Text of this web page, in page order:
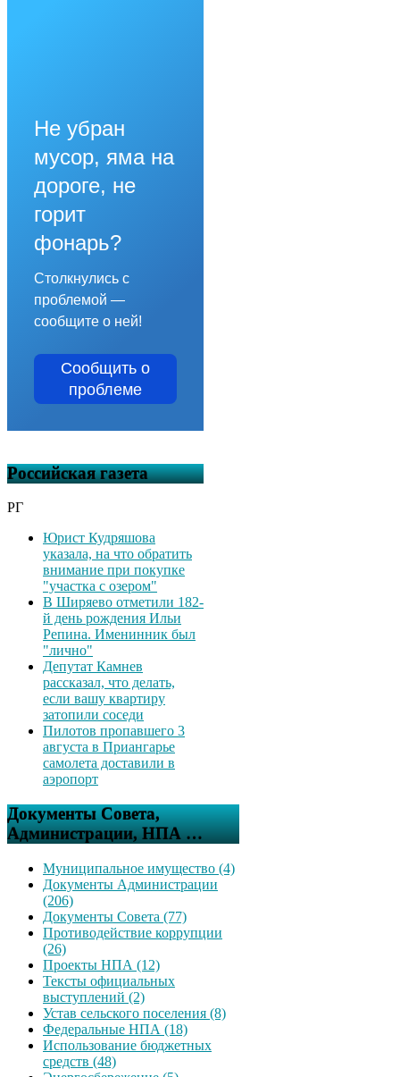
Не убран
мусор, яма на
дороге, не
горит
фонарь?
Столкнулись с
проблемой —
сообщите о ней!
Сообщить о
проблеме
Российская газета
РГ
Юрист Кудряшова
указала, на что обратить
внимание при покупке
"участка с озером"
В Ширяево отметили 182-
й день рождения Ильи
Репина. Именинник был
"лично"
Депутат Камнев
рассказал, что делать,
если вашу квартиру
затопили соседи
Пилотов пропавшего 3
августа в Приангарье
самолета доставили в
аэропорт
Документы Совета,
Администрации, НПА …
Муниципальное имущество (4)
Документы Администрации
(206)
Документы Совета (77)
Противодействие коррупции
(26)
Проекты НПА (12)
Тексты официальных
выступлений (2)
Устав сельского поселения (8)
Федеральные НПА (18)
Использование бюджетных
средств (48)